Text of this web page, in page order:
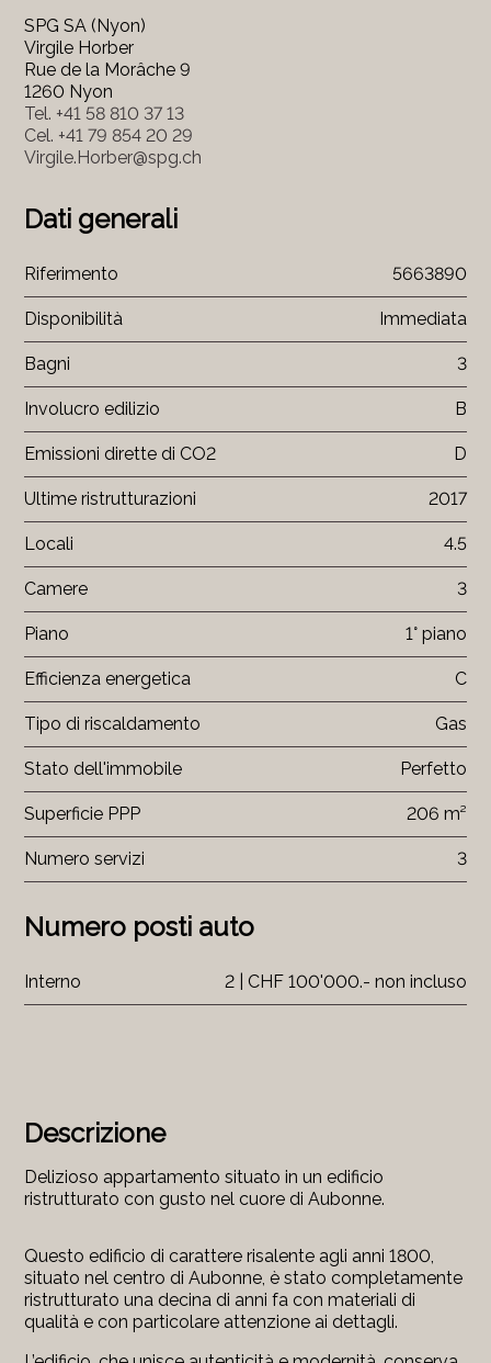
Descrizione
Delizioso appartamento situato in un edificio
ristrutturato con gusto nel cuore di Aubonne.
Questo edificio di carattere risalente agli anni 1800,
situato nel centro di Aubonne, è stato completamente
ristrutturato una decina di anni fa con materiali di
qualità e con particolare attenzione ai dettagli.
SPG SA (Nyon)
Virgile Horber
Rue de la Morâche 9
1260 Nyon
Tel. +41 58 810 37 13
Cel. +41 79 854 20 29
Virgile.Horber@spg.ch
Dati generali
Riferimento 5663890
Disponibilità Immediata
Bagni 3
Involucro edilizio B
Emissioni dirette di CO2 D
Ultime ristrutturazioni 2017
Locali 4.5
Camere 3
Piano 1° piano
Efficienza energetica C
Tipo di riscaldamento Gas
Stato dell'immobile Perfetto
Superficie PPP 206 m²
Numero servizi 3
Numero posti auto
Interno 2 | CHF 100'000.- non incluso